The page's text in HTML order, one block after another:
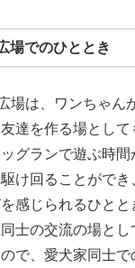
場でのひととき
場は、ワンちゃん
達を作る場として
グランで遊ぶ時間
け回ることができ
感じられるひとと
士の交流の場と
で、愛犬家同士